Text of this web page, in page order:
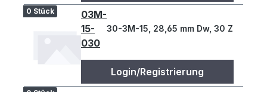
0 Stück
03M-
15-
030
30-3M-15, 28,65 mm Dw, 30 Z., 3 T
Login/Registrierung